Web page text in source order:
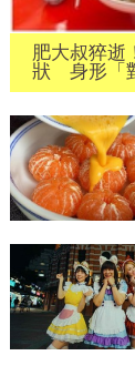
肥大叔猝逝
狀 身形「